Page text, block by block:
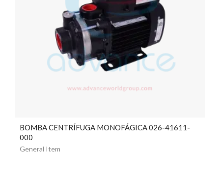
BOMBA CENTRÍFUGA MONOFÁGICA 026-41611-
000
General Item